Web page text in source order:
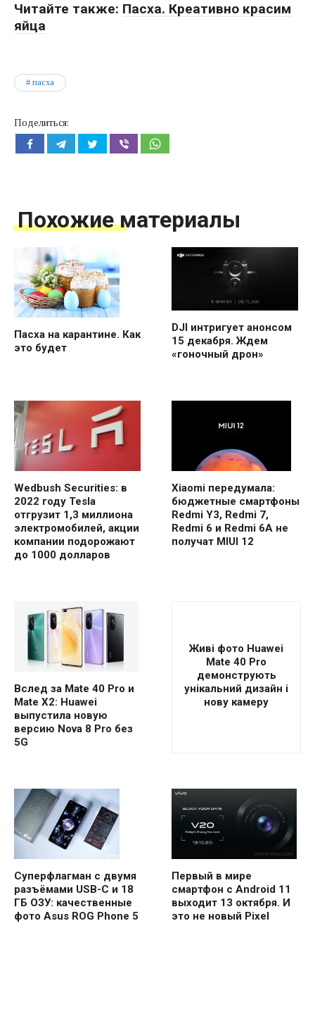
Читайте также: Пасха. Креативно красим
яйца
пасха
Поделиться:
Похожие материалы
Пасха на карантине. Как
это будет
DJI интригует анонсом
15 декабря. Ждем
«гоночный дрон»
Wedbush Securities: в
2022 году Tesla
отгрузит 1,3 миллиона
электромобилей, акции
компании подорожают
до 1000 долларов
Xiaomi передумала:
бюджетные смартфоны
Redmi Y3, Redmi 7,
Redmi 6 и Redmi 6A не
получат MIUI 12
Вслед за Mate 40 Pro и
Mate X2: Huawei
выпустила новую
версию Nova 8 Pro без
5G
Живі фото Huawei
Mate 40 Pro
демонструють
унікальний дизайн і
нову камеру
Суперфлагман с двумя
разъёмами USB-C и 18
ГБ ОЗУ: качественные
фото Asus ROG Phone 5
Первый в мире
смартфон с Android 11
выходит 13 октября. И
это не новый Pixel